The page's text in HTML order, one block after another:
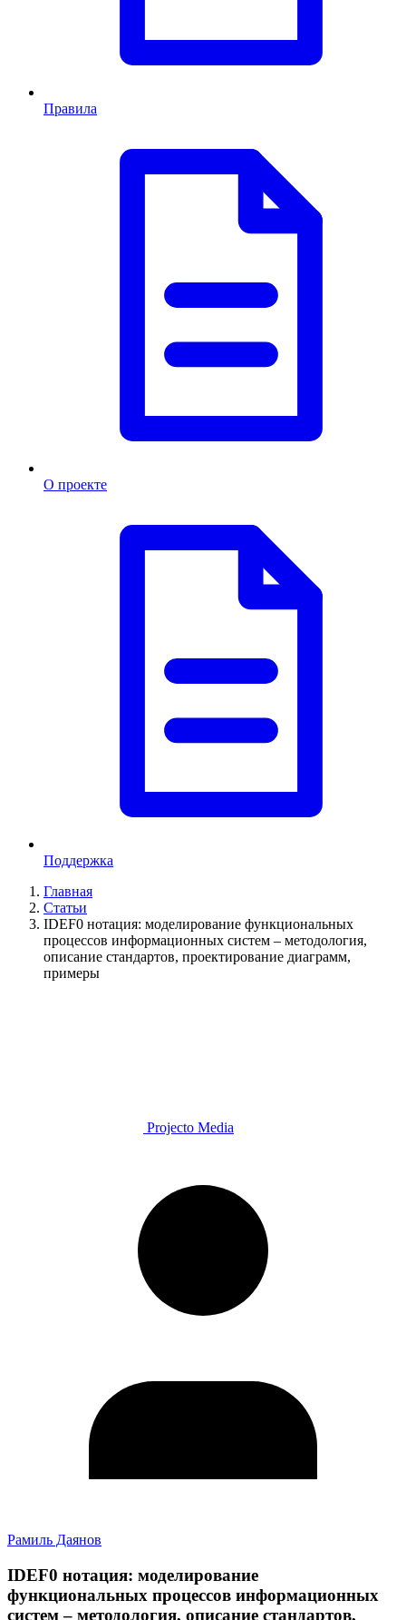
Правила
О проекте
Поддержка
Главная
Статьи
IDEF0 нотация: моделирование функциональных
процессов информационных систем – методология,
описание стандартов, проектирование диаграмм,
примеры
Projecto Media
Рамиль Даянов
IDEF0 нотация: моделирование
функциональных процессов информационных
систем – методология, описание стандартов,